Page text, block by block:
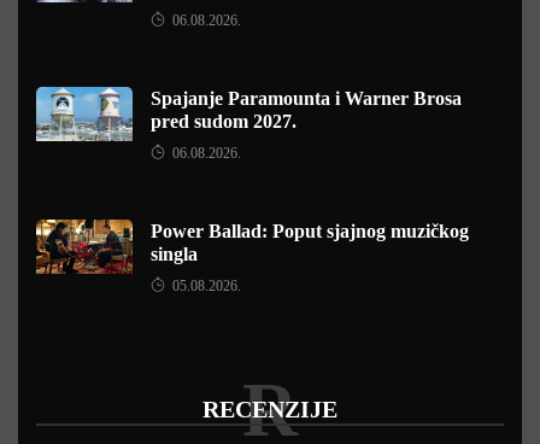
06.08.2026.
Spajanje Paramounta i Warner Brosa
pred sudom 2027.
06.08.2026.
Power Ballad: Poput sjajnog muzičkog
singla
05.08.2026.
RECENZIJE
R